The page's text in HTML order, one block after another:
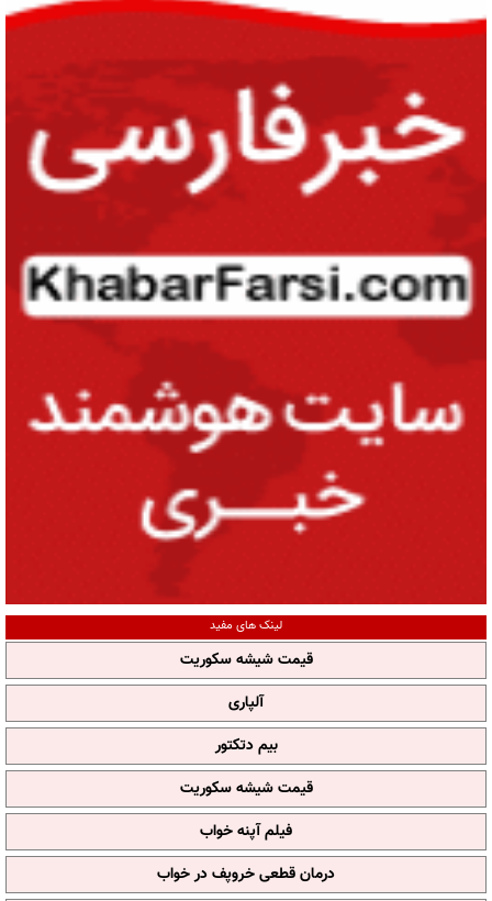
لینک های مفید
قیمت شیشه سکوریت
آلپاری
بیم دتکتور
قیمت شیشه سکوریت
فیلم آپنه خواب
درمان قطعی خروپف در خواب